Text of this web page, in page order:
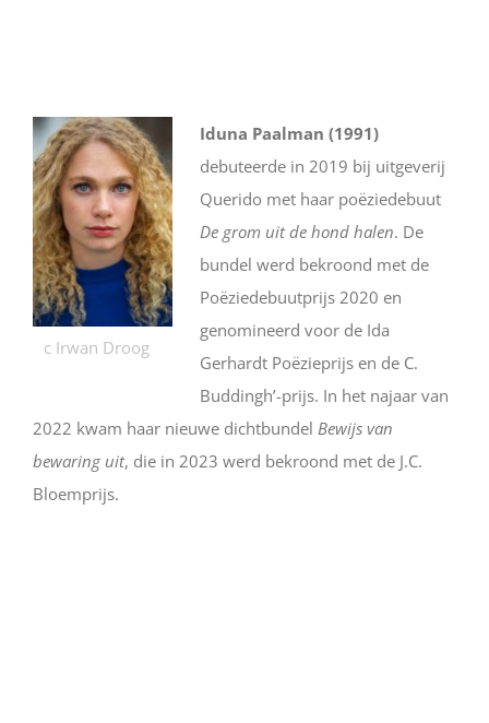
c Irwan Droog
Iduna Paalman (1991)
debuteerde in 2019 bij uitgeverij
Querido met haar poëziedebuut
De grom uit de hond halen. De
bundel werd bekroond met de
Poëziedebuutprijs 2020 en
genomineerd voor de Ida
Gerhardt Poëzieprijs en de C.
Buddingh’-prijs. In het najaar van
2022 kwam haar nieuwe dichtbundel Bewijs van
bewaring uit, die in 2023 werd bekroond met de J.C.
Bloemprijs.